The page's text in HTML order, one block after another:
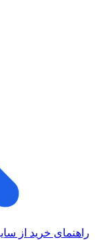
راهنمای خرید از